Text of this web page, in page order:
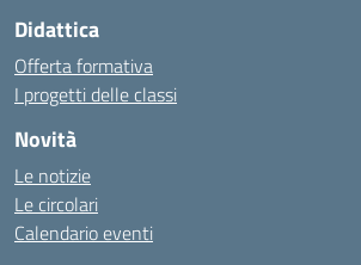
Didattica
Offerta formativa
I progetti delle classi
Novità
Le notizie
Le circolari
Calendario eventi